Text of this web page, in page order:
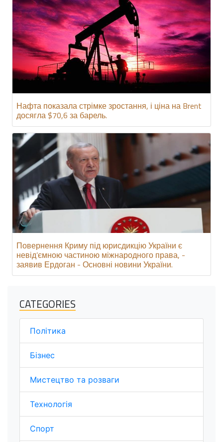
Нафта показала стрімке зростання, і ціна на Brent
досягла $70,6 за барель.
Повернення Криму під юрисдикцію України є
невід’ємною частиною міжнародного права, -
заявив Ердоган - Основні новини України.
CATEGORIES
Політика
Бізнес
Мистецтво та розваги
Технологія
Спорт